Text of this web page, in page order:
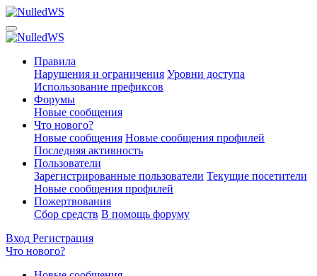
Правила
Нарушения и ограничения Уровни доступа
Использование префиксов
Форумы
Новые сообщения
Что нового?
Новые сообщения Новые сообщения профилей
Последняя активность
Пользователи
Зарегистрированные пользователи Текущие посетители
Новые сообщения профилей
Пожертвования
Сбор средств В помощь форуму
Вход Регистрация
Что нового?